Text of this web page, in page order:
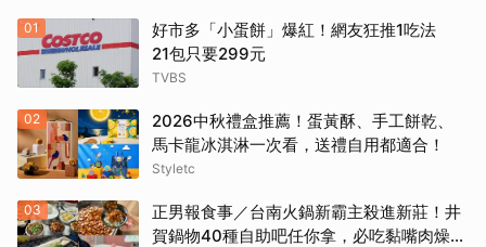
01
好市多「小蛋餅」爆紅！網友狂推1吃法
21包只要299元
TVBS
02
2026中秋禮盒推薦！蛋黃酥、手工餅乾、
馬卡龍冰淇淋一次看，送禮自用都適合！
Styletc
03
正男報食事／台南火鍋新霸主殺進新莊！井
賀鍋物40種自助吧任你拿，必吃黏嘴肉燥